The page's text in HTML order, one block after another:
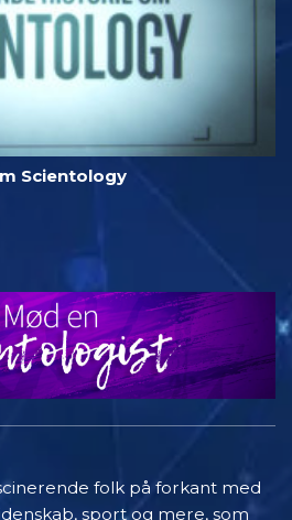
Scientology
folk på forkant med
sport og mere, som